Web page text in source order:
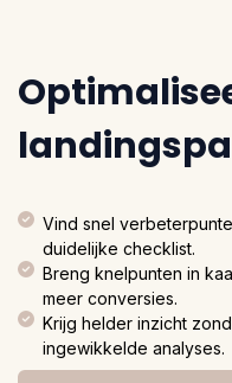
Vind snel
duidelijke checklist.
Breng knelpunten in
meer conversies.
Krijg helder inzicht
ingewikkelde analyses.